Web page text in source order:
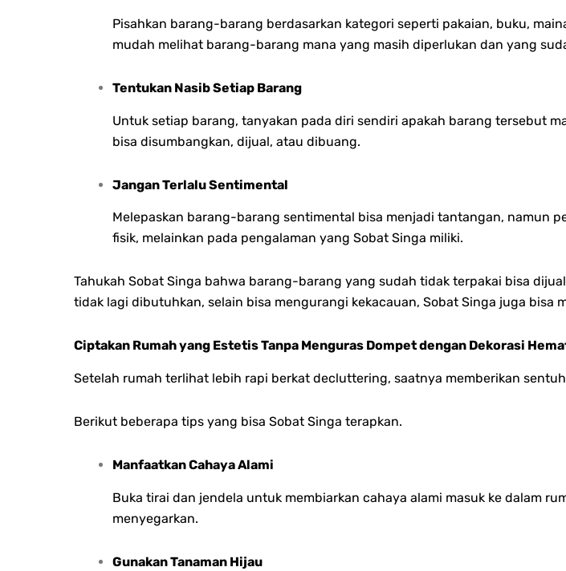
Pisahkan barang-barang berdasarkan kategori seperti pakaian, buku,
mudah melihat barang-barang mana yang masih diperlukan dan yang
Tentukan Nasib Setiap Barang
Untuk setiap barang, tanyakan pada diri sendiri apakah barang tersebut
bisa disumbangkan, dijual, atau dibuang.
Jangan Terlalu Sentimental
Melepaskan barang-barang sentimental bisa menjadi tantangan, namun
fisik, melainkan pada pengalaman yang Sobat Singa miliki.
Tahukah Sobat Singa bahwa barang-barang yang sudah tidak terpakai bisa
tidak lagi dibutuhkan, selain bisa mengurangi kekacauan, Sobat Singa juga bisa
Ciptakan Rumah yang Estetis Tanpa Menguras Dompet dengan Dekorasi
Setelah rumah terlihat lebih rapi berkat decluttering, saatnya memberikan
Berikut beberapa tips yang bisa Sobat Singa terapkan.
Manfaatkan Cahaya Alami
Buka tirai dan jendela untuk membiarkan cahaya alami masuk ke dalam
menyegarkan.
Gunakan Tanaman Hijau